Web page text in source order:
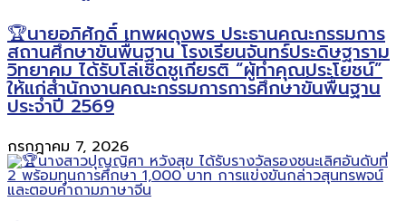
🏆นายอภิศักดิ์ เทพผดุงพร ประธานคณะกรรมการ
สถานศึกษาขั้นพื้นฐาน โรงเรียนจันทร์ประดิษฐาราม
วิทยาคม ได้รับโล่เชิดชูเกียรติ “ผู้ทำคุณประโยชน์”
ให้แก่สำนักงานคณะกรรมการการศึกษาขั้นพื้นฐาน
ประจำปี 2569
กรกฎาคม 7, 2026